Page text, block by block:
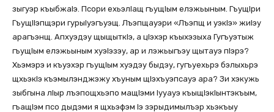
зыгуэр къыбжаIэ. Псори ехьэлIащ гъущIым елэжьыным. ГъущIри
ГъущIIэпщэри гурыIуэгъуэщ. Лъэпщауэри «Лъэпщ и уэкIэ» жиIэу
арагъэнщ. Апхуэдэу щыщыткIэ, а цIэхэр къыхэзыха Гугъуэтыж
гъущIым елэжьыным хуэIэзэу, ар и лэжьыгъэу щытауэ пIэрэ?
Хьэмэрэ и къуэхэр гъущIым хуэдэу быдэу, гугъуехьрэ бэлыхьрэ
щхьэкIэ къэмылэнджэжу хъуным щIэхъуэпсауэ ара? Зи хэкужь
зыбгына лIыр лъэпощхьэпо мащIэми Iууауэ къыщIэкIынтэкъым,
гъащIэм псо дыдэми я щхьэфэм Iэ зэрыдимылъэр хьэкъыу